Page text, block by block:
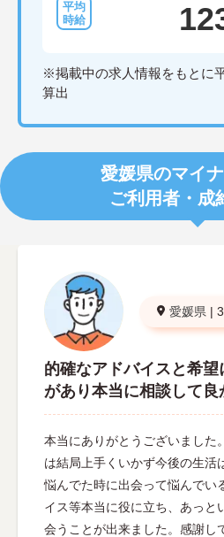
※掲載中の求人情報をもとに
算出
愛媛県のマイ
ご利用者・成
愛媛県 |
的確なアドバイスと希
があり本当に相談して良
本当にありがとうございました
は結局上手くいかず今後の生活
悩んでた時に出会って悩んでい
イス等本当に役に立ち、あっと
会うことが出来ました。感謝し